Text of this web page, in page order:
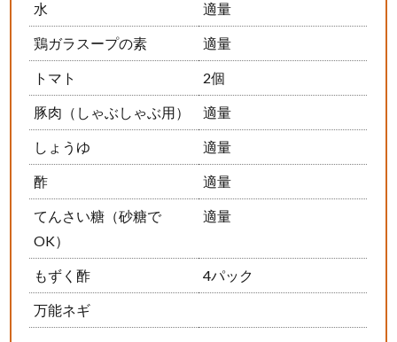
水 適量
鶏ガラスープの素 適量
トマト 2個
豚肉（しゃぶしゃぶ用） 適量
しょうゆ 適量
酢 適量
てんさい糖（砂糖で
OK）
適量
もずく酢 4パック
万能ネギ